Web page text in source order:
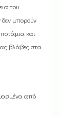
του
μπορούν
και
βλάβες στα
από